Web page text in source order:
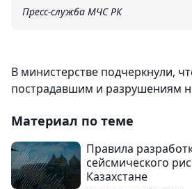
Пресс-служба МЧС РК
В министерстве подчеркнули,
пострадавшим и разрушениям
Материал по теме
Правила
сейсмического
Казахстане